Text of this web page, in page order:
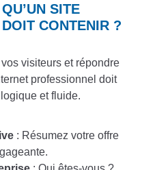
SITE
CONTENIR ?
visiteurs et répondre
professionnel doit
et fluide.
: Résumez votre offre